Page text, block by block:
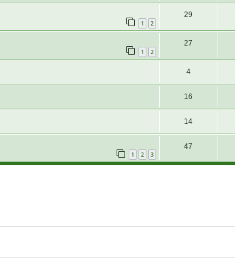
1 2
29
1 2
27
4
16
14
1 2 3
47